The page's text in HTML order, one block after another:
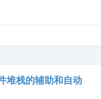
堆栈的辅助和自动